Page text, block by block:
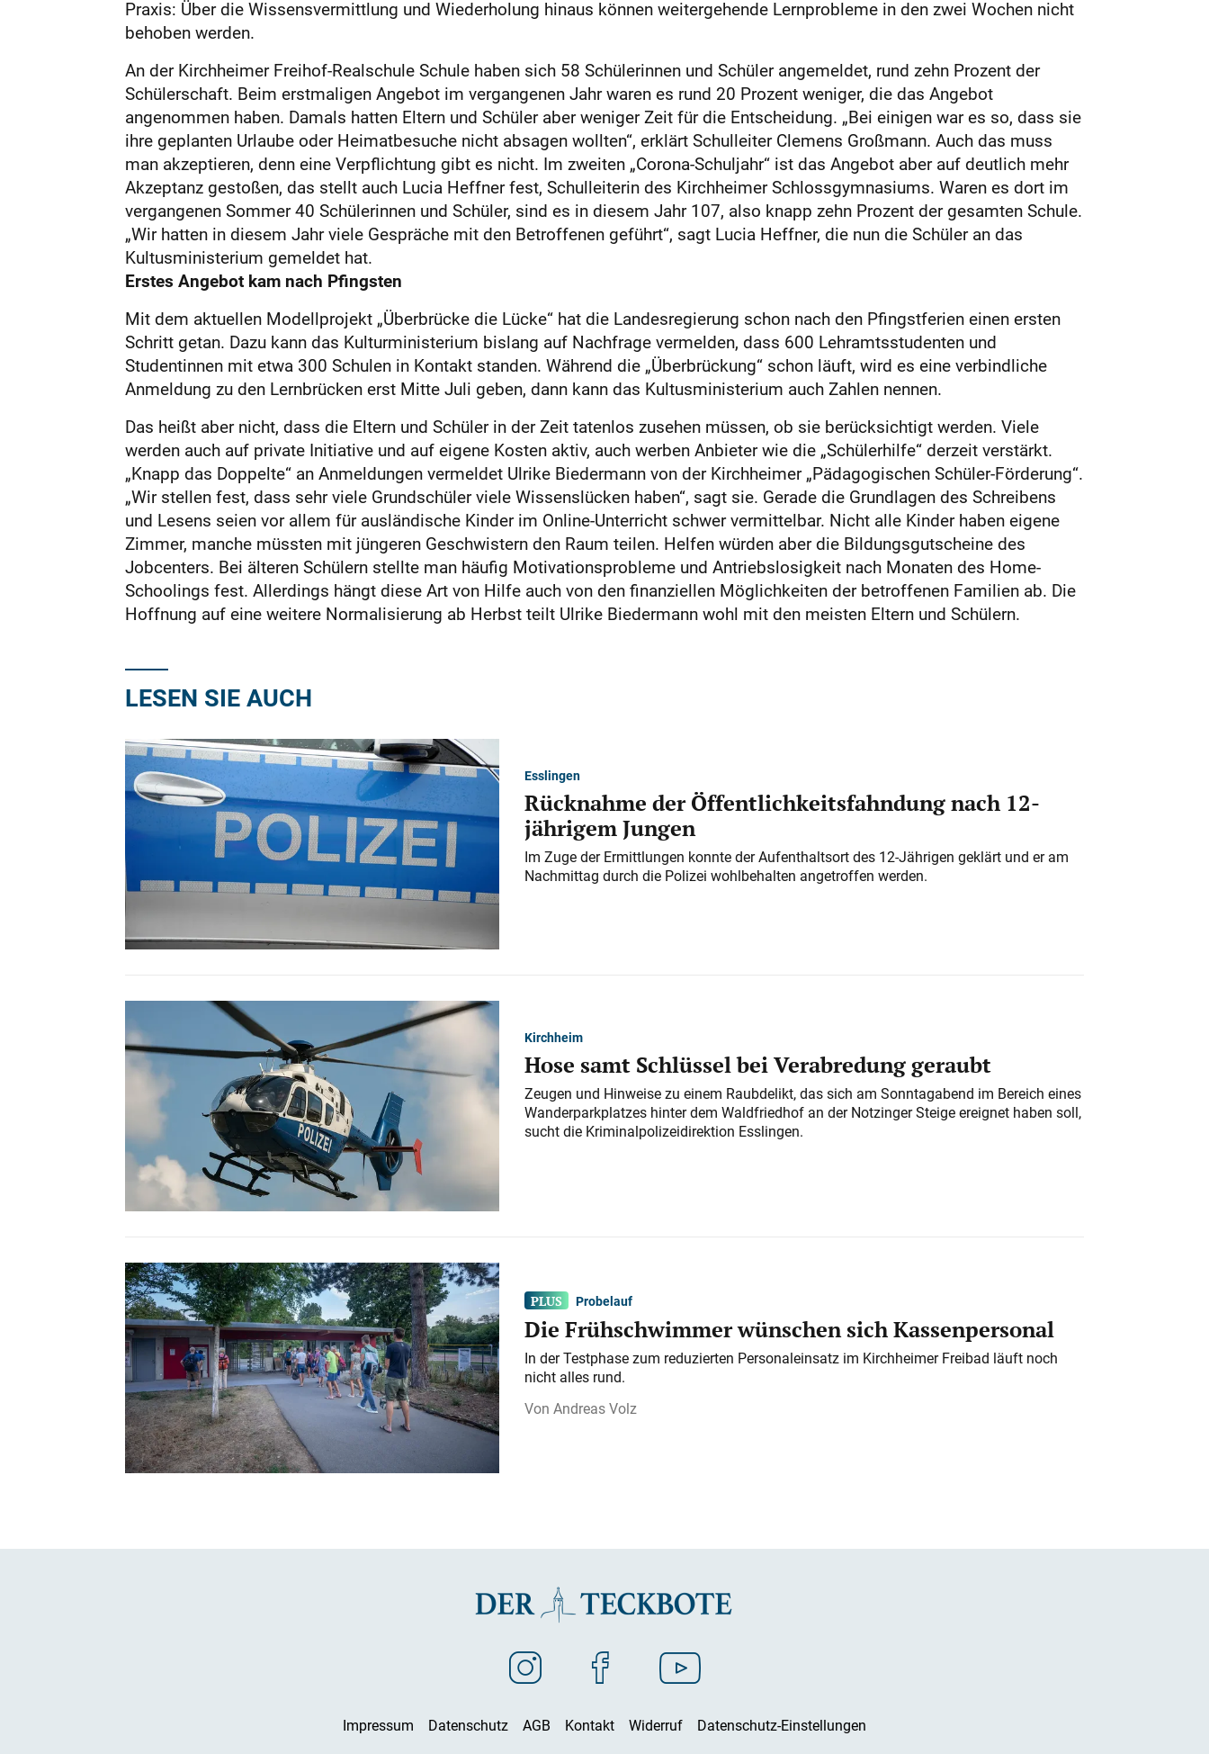
Praxis: Über die Wissensvermittlung und Wiederholung hinaus können weitergehende Lernprobleme in den zwei Wochen nicht
behoben werden.
An der Kirchheimer Freihof-Realschule Schule haben sich 58 Schülerinnen und Schüler angemeldet, rund zehn Prozent der
Schülerschaft. Beim erstmaligen Angebot im vergangenen Jahr waren es rund 20 Prozent weniger, die das Angebot
angenommen haben. Damals hatten Eltern und Schüler aber weniger Zeit für die Entscheidung. „Bei einigen war es so, dass sie
ihre geplanten Urlaube oder Heimatbesuche nicht absagen wollten“, erklärt Schulleiter Clemens Großmann. Auch das muss
man akzeptieren, denn eine Verpflichtung gibt es nicht. Im zweiten „Corona-Schuljahr“ ist das Angebot aber auf deutlich mehr
Akzeptanz gestoßen, das stellt auch Lucia Heffner fest, Schulleiterin des Kirchheimer Schlossgymnasiums. Waren es dort im
vergangenen Sommer 40 Schülerinnen und Schüler, sind es in diesem Jahr 107, also knapp zehn Prozent der gesamten Schule.
„Wir hatten in diesem Jahr viele Gespräche mit den Betroffenen geführt“, sagt Lucia Heffner, die nun die Schüler an das
Kultusministerium gemeldet hat.
Erstes Angebot kam nach Pfingsten
Mit dem aktuellen Modellprojekt „Überbrücke die Lücke“ hat die Landesregierung schon nach den Pfingstferien einen ersten
Schritt getan. Dazu kann das Kulturministerium bislang auf Nachfrage vermelden, dass 600 Lehramtsstudenten und
Studentinnen mit etwa 300 Schulen in Kontakt standen. Während die „Überbrückung“ schon läuft, wird es eine verbindliche
Anmeldung zu den Lernbrücken erst Mitte Juli geben, dann kann das Kultusministerium auch Zahlen nennen.
Das heißt aber nicht, dass die Eltern und Schüler in der Zeit tatenlos zusehen müssen, ob sie berücksichtigt werden. Viele
werden auch auf private Initiative und auf eigene Kosten aktiv, auch werben Anbieter wie die „Schülerhilfe“ derzeit verstärkt.
„Knapp das Doppelte“ an Anmeldungen vermeldet Ulrike Biedermann von der Kirchheimer „Pädagogischen Schüler-Förderung“.
„Wir stellen fest, dass sehr viele Grundschüler viele Wissenslücken haben“, sagt sie. Gerade die Grundlagen des Schreibens
und Lesens seien vor allem für ausländische Kinder im Online-Unterricht schwer vermittelbar. Nicht alle Kinder haben eigene
Zimmer, manche müssten mit jüngeren Geschwistern den Raum teilen. Helfen würden aber die Bildungsgutscheine des
Jobcenters. Bei älteren Schülern stellte man häufig Motivationsprobleme und Antriebslosigkeit nach Monaten des Home-
Schoolings fest. Allerdings hängt diese Art von Hilfe auch von den finanziellen Möglichkeiten der betroffenen Familien ab. Die
Hoffnung auf eine weitere Normalisierung ab Herbst teilt Ulrike Biedermann wohl mit den meisten Eltern und Schülern.
LESEN SIE AUCH
Esslingen
Rücknahme der Öffentlichkeitsfahndung nach 12-
jährigem Jungen
Im Zuge der Ermittlungen konnte der Aufenthaltsort des 12-Jährigen geklärt und er am
Nachmittag durch die Polizei wohlbehalten angetroffen werden.
Kirchheim
Hose samt Schlüssel bei Verabredung geraubt
Zeugen und Hinweise zu einem Raubdelikt, das sich am Sonntagabend im Bereich eines
Wanderparkplatzes hinter dem Waldfriedhof an der Notzinger Steige ereignet haben soll,
sucht die Kriminalpolizeidirektion Esslingen.
Probelauf
Die Frühschwimmer wünschen sich Kassenpersonal
In der Testphase zum reduzierten Personaleinsatz im Kirchheimer Freibad läuft noch
nicht alles rund.
Andreas Volz
Impressum Datenschutz AGB Kontakt Widerruf Datenschutz-Einstellungen